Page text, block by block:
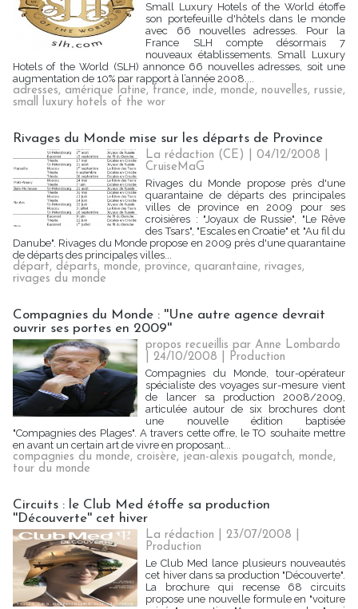
Small Luxury Hotels of the World étoffe
son portefeuille d'hôtels dans le monde
avec 66 nouvelles adresses. Pour la
France SLH compte désormais 7
nouveaux établissements. Small Luxury
Hotels of the World (SLH) annonce 66 nouvelles adresses, soit une
augmentation de 10% par rapport à l’année 2008....
adresses, amérique latine, france, inde, monde, nouvelles, russie,
small luxury hotels of the wor
Rivages du Monde mise sur les départs de Province
La rédaction (CE) | 04/12/2008
CruiseMaG
Rivages du Monde propose près d'une
quarantaine de départs des principales
villes de province en 2009 pour ses
croisières : "Joyaux de Russie", "Le Rêve
des Tsars", "Escales en Croatie" et "Au fil du
Danube". Rivages du Monde propose en 2009 près d'une quarantaine
de départs des principales villes...
départ, départs, monde, province, quarantaine, rivages,
rivages du monde
Compagnies du Monde : ''Une autre agence devrait
ouvrir ses portes en 2009''
propos recueillis par Anne Lombardo
| 24/10/2008
Production
Compagnies du Monde, tour-opérateur
spécialiste des voyages sur-mesure vient
de lancer sa production 2008/2009,
articulée autour de six brochures dont
une nouvelle édition baptisée
"Compagnies des Plages". A travers cette offre, le TO souhaite mettre
en avant un certain art de vivre en proposant...
compagnies du monde, croisère, jean-alexis pougatch, monde,
tour du monde
Circuits : le Club Med étoffe sa production
''Découverte'' cet hiver
La rédaction | 23/07/2008
Production
Le Club Med lance plusieurs nouveautés
cet hiver dans sa production "Découverte".
La brochure qui recense 68 circuits
propose une nouvelle formule en "voiture